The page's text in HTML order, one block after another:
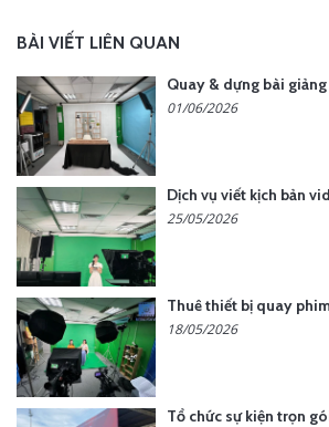
BÀI VIẾT LIÊN QUAN
01/06/2026
25/05/2026
18/05/2026